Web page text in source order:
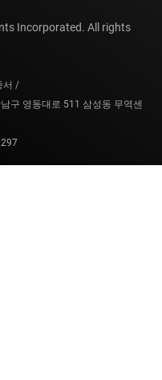
Incorporated. All rights
서 /
구 영동대로 511 삼성동 무역센